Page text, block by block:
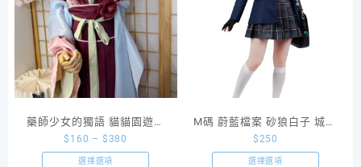
藥師少女的獨語 貓貓園遊會
衣裝 古風 cosplay造型假髮
$ 160 – $380
選擇選項
M碼 蔚藍檔案 砂狼白子 城子
Cosplay 校服制服
$250
選擇選項